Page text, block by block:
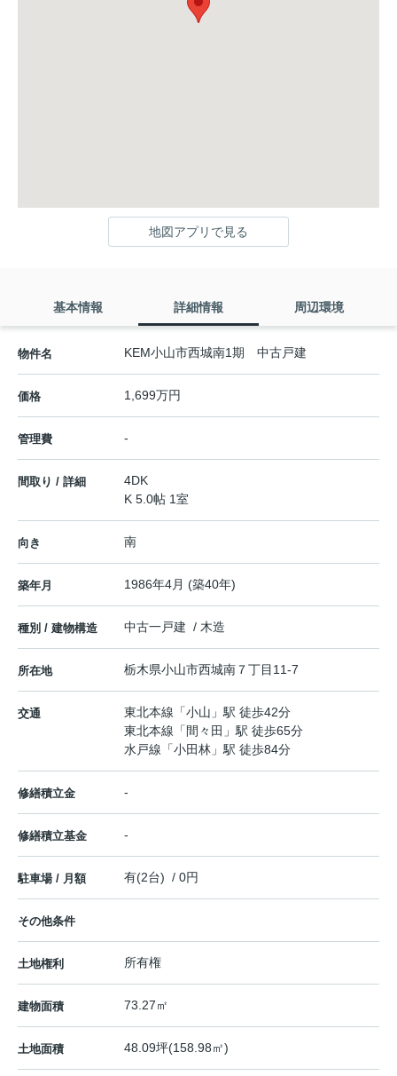
地図アプリで見る
基本情報 詳細情報 周辺環境
物件名 KEM小山市西城南1期 中古戸建
価格 1,699万円
管理費 -
間取り / 詳細
4DK
K 5.0帖 1室
向き 南
築年月 1986年4月 (築40年)
種別 / 建物構造 中古一戸建 / 木造
所在地 栃木県小山市西城南 ７丁目11-7
交通 東北本線 「小山 」駅 徒歩42分
東北本線 「 間々田 」駅 徒歩65分
水戸線 「小田林 」駅 徒歩84分
修繕積立金 -
修繕積立基金 -
駐車場 / 月額 有(2台) / 0円
その他条件
土地権利 所有権
建物面積 73.27㎡
土地面積 48.09坪(158.98㎡)